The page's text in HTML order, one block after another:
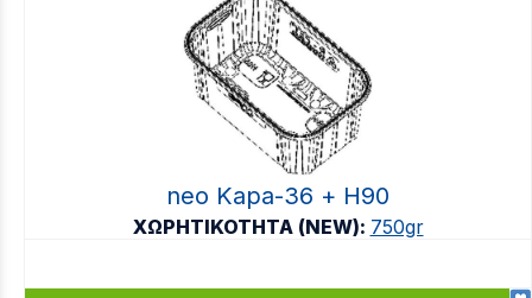
neo Kapa-36 + Η90
ΧΩΡΗΤΙΚΟΤΗΤΑ (NEW): 750gr